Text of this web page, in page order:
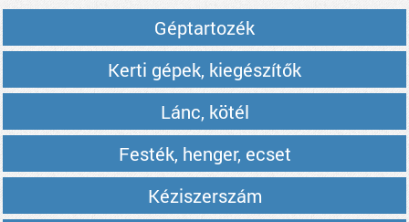
Géptartozék
Kerti gépek, kiegészítők
Lánc, kötél
Festék, henger, ecset
Kéziszerszám